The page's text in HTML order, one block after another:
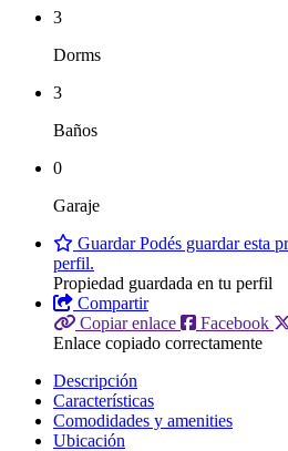
3
Dorms
3
Baños
0
Garaje
GuardarPodés guardar esta
perfil.
Propiedad guardada en tu perfil
Compartir
Copiar enlace
Facebook
Enlace copiado correctamente
Descripción
Características
Comodidades y amenities
Ubicación